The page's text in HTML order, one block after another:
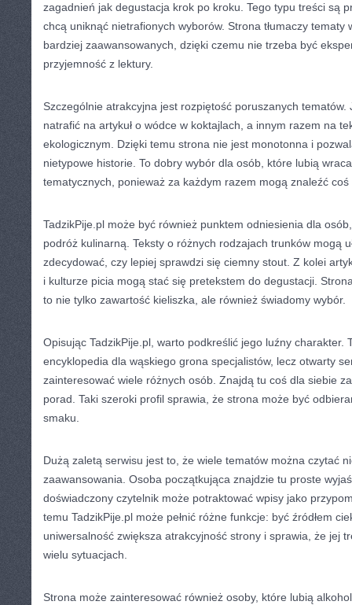
zagadnień jak degustacja krok po kroku. Tego typu treści są
chcą uniknąć nietrafionych wyborów. Strona tłumaczy tematy
bardziej zaawansowanych, dzięki czemu nie trzeba być
przyjemność z lektury.
Szczególnie atrakcyjna jest rozpiętość poruszanych
natrafić na artykuł o wódce w koktajlach, a innym razem na
ekologicznym. Dzięki temu strona nie jest monotonna i
nietypowe historie. To dobry wybór dla osób, które lubią
tematycznych, ponieważ za każdym razem mogą znaleźć coś
TadzikPije.pl może być również punktem odniesienia dla
podróż kulinarną. Teksty o różnych rodzajach trunków mogą
zdecydować, czy lepiej sprawdzi się ciemny stout. Z kolei
i kulturze picia mogą stać się pretekstem do degustacji.
to nie tylko zawartość kieliszka, ale również świadomy wybór.
Opisując TadzikPije.pl, warto podkreślić jego luźny charakter.
encyklopedia dla wąskiego grona specjalistów, lecz otwarty
zainteresować wiele różnych osób. Znajdą tu coś dla siebie
porad. Taki szeroki profil sprawia, że strona może być
smaku.
Dużą zaletą serwisu jest to, że wiele tematów można czytać
zaawansowania. Osoba początkująca znajdzie tu proste
doświadczony czytelnik może potraktować wpisy jako
temu TadzikPije.pl może pełnić różne funkcje: być źródłem
uniwersalność zwiększa atrakcyjność strony i sprawia, że jej
wielu sytuacjach.
Strona może zainteresować również osoby, które lubią